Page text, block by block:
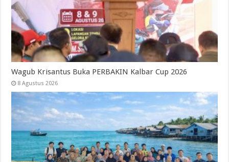
Wagub Krisantus Buka PERBAKIN Kalbar Cup 2026
8 Agustus 2026